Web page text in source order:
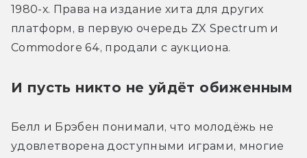
1980-х. Права на издание хита для других
платформ, в первую очередь ZX Spectrum и
Commodore 64, продали с аукциона.
И пусть никто не уйдёт обиженным
Белл и Брэбен понимали, что молодёжь не
удовлетворена доступными играми, многие